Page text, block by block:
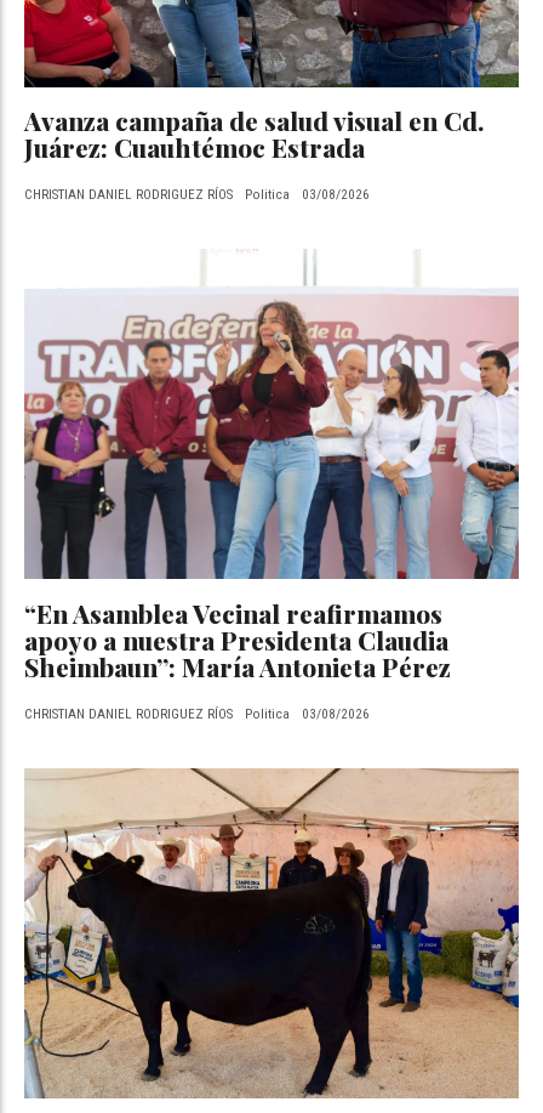
Avanza campaña de salud visual en Cd.
Juárez: Cuauhtémoc Estrada
CHRISTIAN DANIEL RODRIGUEZ RÍOS Politica 03/08/2026
“En Asamblea Vecinal reafirmamos
apoyo a nuestra Presidenta Claudia
Sheimbaun”: María Antonieta Pérez
CHRISTIAN DANIEL RODRIGUEZ RÍOS Politica 03/08/2026